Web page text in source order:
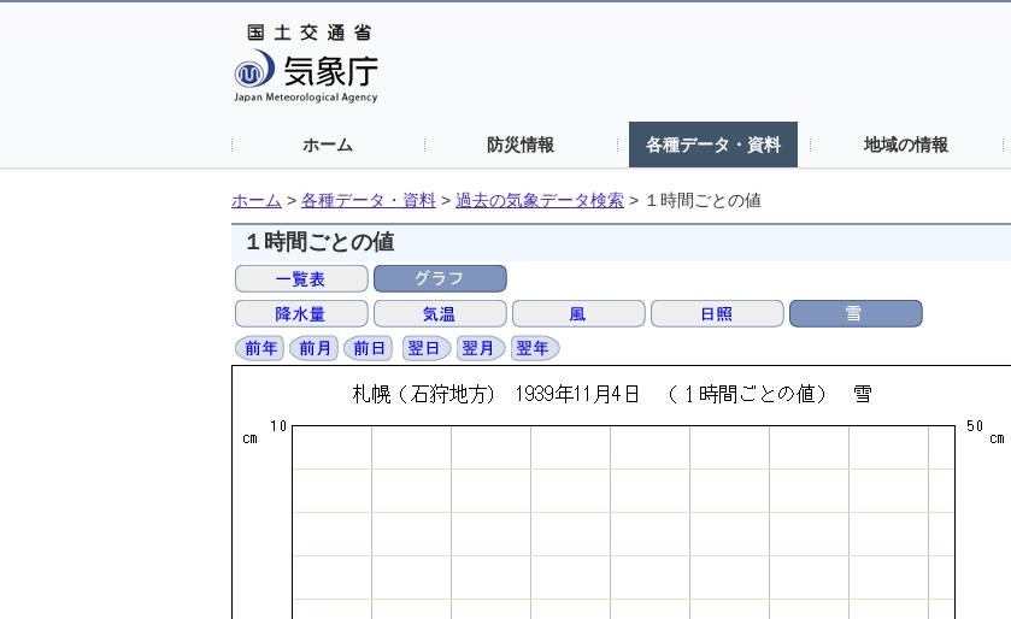
ホーム 防災情報 各種データ・資料 地域の情報
ホーム > 各種データ・資料 > 過去の気象データ検索 > １時間ごとの値
１時間ごとの値